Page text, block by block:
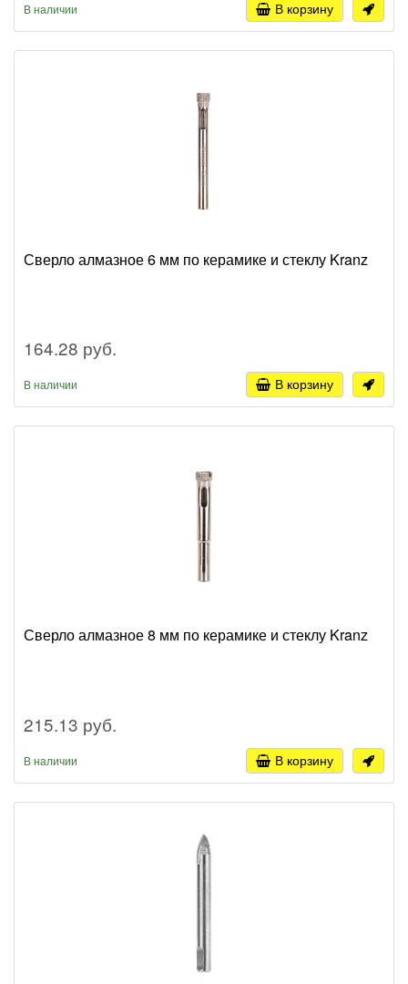
В наличии В корзину
Сверло алмазное 6 мм по керамике и стеклу Kranz
164.28 руб.
В наличии В корзину
Сверло алмазное 8 мм по керамике и стеклу Kranz
215.13 руб.
В наличии В корзину